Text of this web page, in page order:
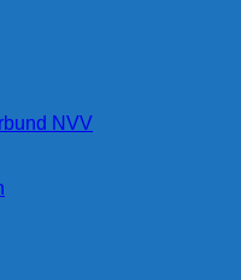
NVV